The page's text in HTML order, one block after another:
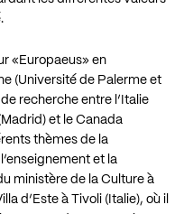
«Europaeus» en
(Université de Palerme et
recherche entre l’Italie
et le Canada
thèmes de la
et la
ministère de la Culture à
d’Este à Tivoli (Italie), où il